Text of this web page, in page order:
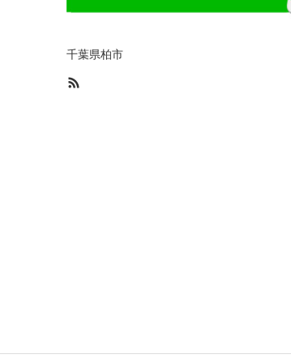
千葉県柏市